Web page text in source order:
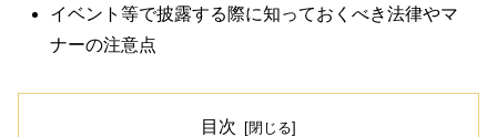
イベント等で披露する際に知っておくべき法律やマ
ナーの注意点
目次